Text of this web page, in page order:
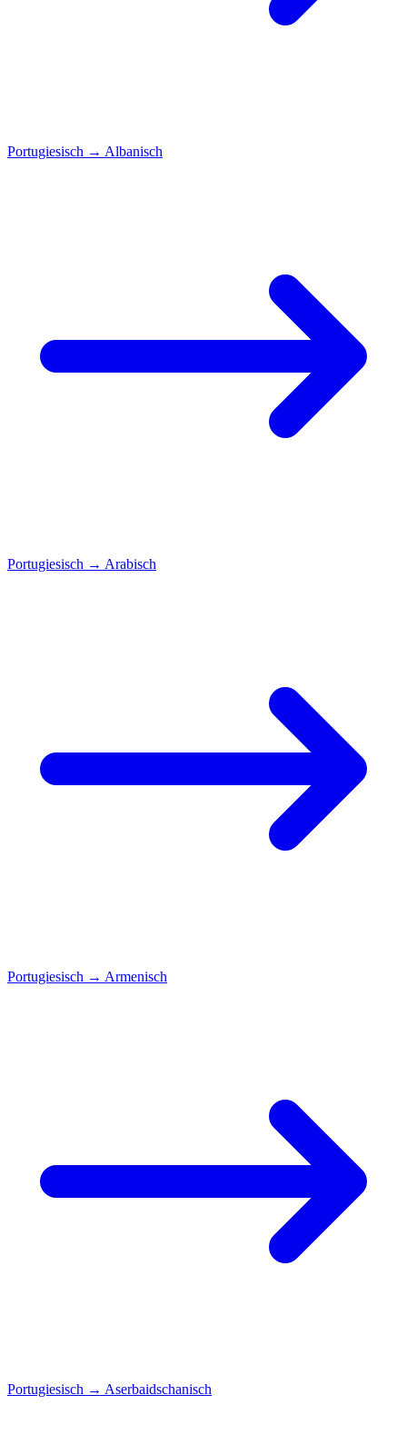
Portugiesisch → Albanisch
Portugiesisch → Arabisch
Portugiesisch → Armenisch
Portugiesisch → Aserbaidschanisch